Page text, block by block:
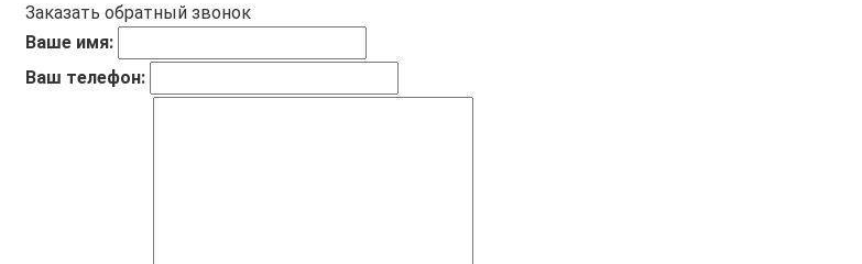
Заказать обратный звонок
Ваше имя:
Ваш телефон: